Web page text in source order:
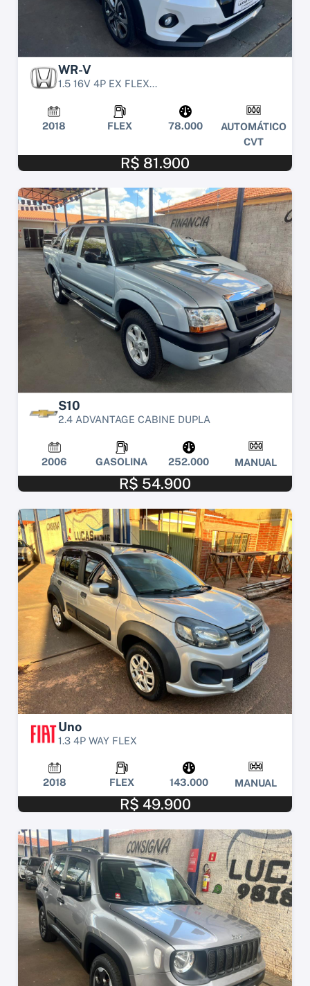
WR-V
1.5 16V 4P EX FLEX...
2018 FLEX 78.000
AUTOMÁTICO
CVT
R$ 81.900
S10
2.4 ADVANTAGE CABINE DUPLA
2006 GASOLINA 252.000 MANUAL
R$ 54.900
Uno
1.3 4P WAY FLEX
2018 FLEX 143.000 MANUAL
R$ 49.900